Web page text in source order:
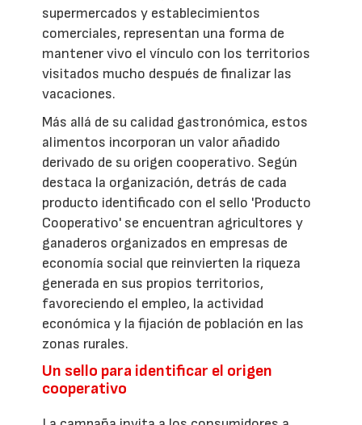
supermercados y establecimientos
comerciales, representan una forma de
mantener vivo el vínculo con los territorios
visitados mucho después de finalizar las
vacaciones.
Más allá de su calidad gastronómica, estos
alimentos incorporan un valor añadido
derivado de su origen cooperativo. Según
destaca la organización, detrás de cada
producto identificado con el sello 'Producto
Cooperativo' se encuentran agricultores y
ganaderos organizados en empresas de
economía social que reinvierten la riqueza
generada en sus propios territorios,
favoreciendo el empleo, la actividad
económica y la fijación de población en las
zonas rurales.
Un sello para identificar el origen
cooperativo